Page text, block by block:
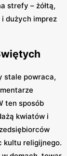
strefy – żółtą,
dużych imprez
stale powraca,
ten sposób
kwiatów i
kultu religijnego.